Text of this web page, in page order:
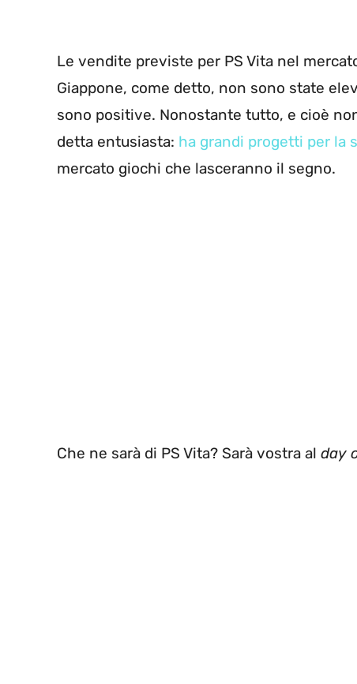
Le vendite previste per PS Vita nel
Giappone, come detto, non sono state
sono positive. Nonostante tutto, e cioè
detta entusiasta: ha grandi progetti per la
mercato giochi che lasceranno il segno.
Che ne sarà di PS Vita? Sarà vostra al day